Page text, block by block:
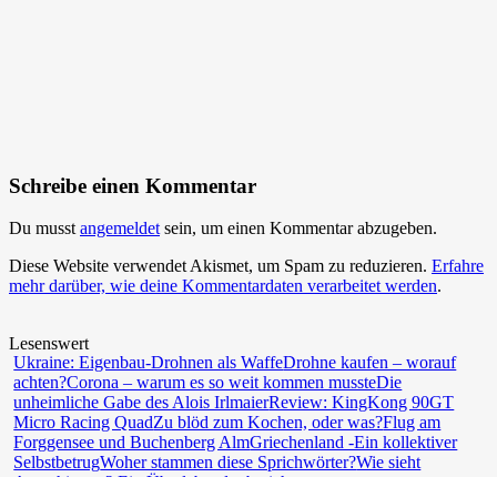
Schreibe einen Kommentar
Du musst angemeldet sein, um einen Kommentar abzugeben.
Diese Website verwendet Akismet, um Spam zu reduzieren. Erfahre
mehr darüber, wie deine Kommentardaten verarbeitet werden.
Lesenswert
Ukraine: Eigenbau-Drohnen als WaffeDrohne kaufen – worauf
achten?Corona – warum es so weit kommen mussteDie
unheimliche Gabe des Alois IrlmaierReview: KingKong 90GT
Micro Racing QuadZu blöd zum Kochen, oder was?Flug am
Forggensee und Buchenberg AlmGriechenland -Ein kollektiver
SelbstbetrugWoher stammen diese Sprichwörter?Wie sieht